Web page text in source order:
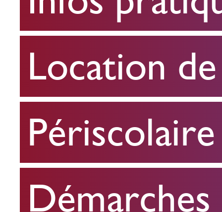
Location
de
salle
Périscolaire
Location
Périscolaire